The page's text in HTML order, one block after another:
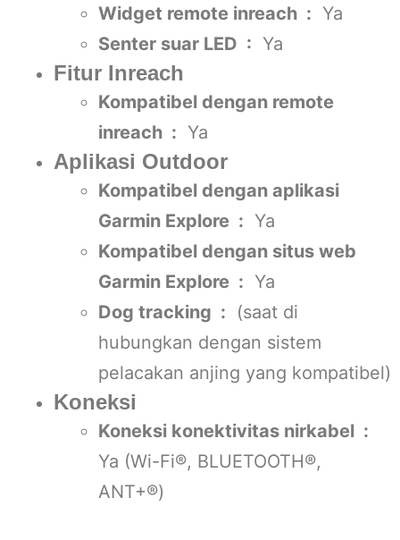
Widget remote inreach : Ya
Senter suar LED : Ya
Fitur Inreach
Kompatibel dengan remote
inreach : Ya
Aplikasi Outdoor
Kompatibel dengan aplikasi
Garmin Explore : Ya
Kompatibel dengan situs web
Garmin Explore : Ya
Dog tracking : (saat di
hubungkan dengan sistem
pelacakan anjing yang kompatibel)
Koneksi
Koneksi konektivitas nirkabel :
Ya (Wi-Fi®, BLUETOOTH®,
ANT+®)